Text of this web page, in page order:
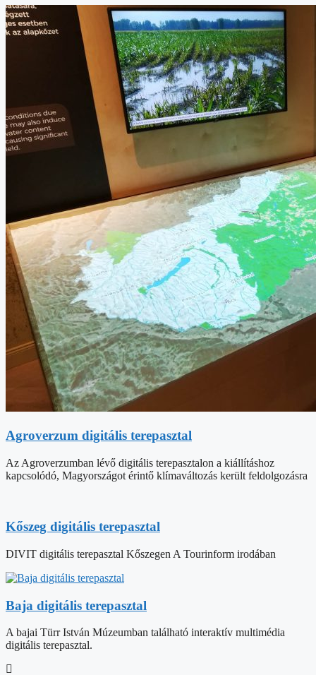
Agroverzum digitális terepasztal
Az Agroverzumban lévő digitális terepasztalon a kiállításhoz
kapcsolódó, Magyországot érintő klímaváltozás került feldolgozásra
Kőszeg digitális terepasztal
DIVIT digitális terepasztal Kőszegen A Tourinform irodában
Baja digitális terepasztal
A bajai Türr István Múzeumban található interaktív multimédia
digitális terepasztal.